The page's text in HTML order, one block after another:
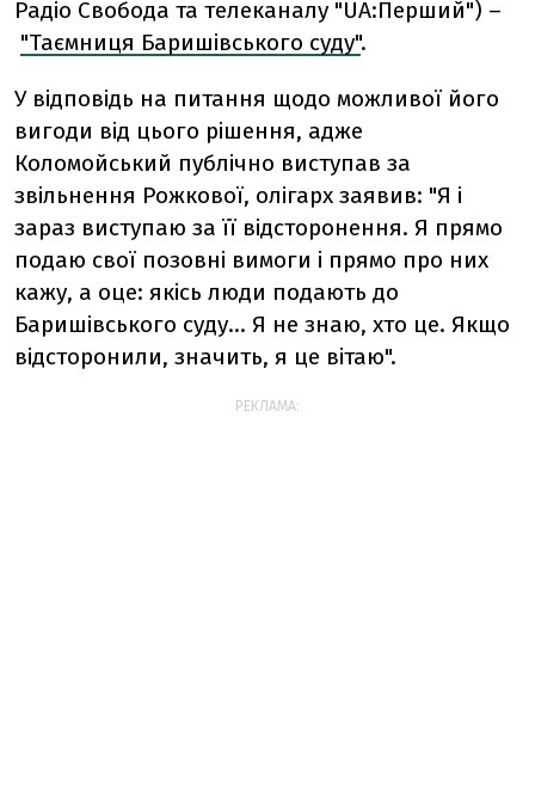
Радіо Свобода та телеканалу "UA:Перший") –
"Таємниця Баришівського суду".
У відповідь на питання щодо можливої його
вигоди від цього рішення, адже
Коломойський публічно виступав за
звільнення Рожкової, олігарх заявив: "Я і
зараз виступаю за її відсторонення. Я прямо
подаю свої позовні вимоги і прямо про них
кажу, а оце: якісь люди подають до
Баришівського суду... Я не знаю, хто це. Якщо
відсторонили, значить, я це вітаю".
РЕКЛАМА: